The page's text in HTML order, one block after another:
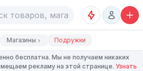
Магазины Подружки
бесплатна. Мы не получаем никаких
рекламу на этой странице. Узнать